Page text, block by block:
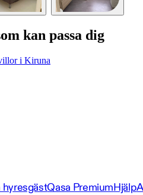
kan passa dig
i Kiruna
hyresgästQasa PremiumHjälp